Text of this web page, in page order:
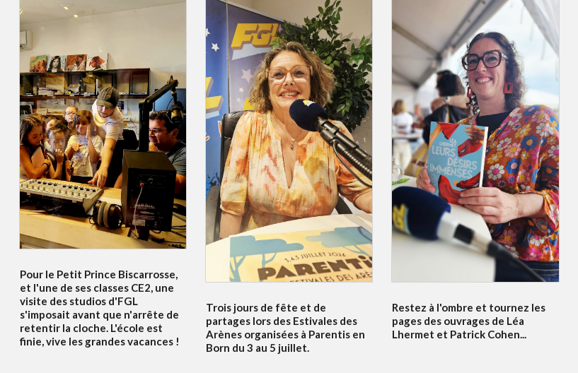
Pour le Petit Prince Biscarrosse,
et l'une de ses classes CE2, une
visite des studios d'FGL
s'imposait avant que n'arrête de
retentir la cloche. L'école est
finie, vive les grandes vacances !
Trois jours de fête et de
partages lors des Estivales des
Arènes organisées à Parentis en
Born du 3 au 5 juillet.
Restez à l'ombre et tournez les
pages des ouvrages de Léa
Lhermet et Patrick Cohen...